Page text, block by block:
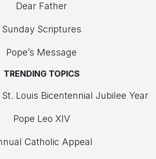
Dear Father
Sunday Scriptures
Pope’s Message
TRENDING TOPICS
Louis Bicentennial Jubilee Year
Pope Leo XIV
Catholic Appeal